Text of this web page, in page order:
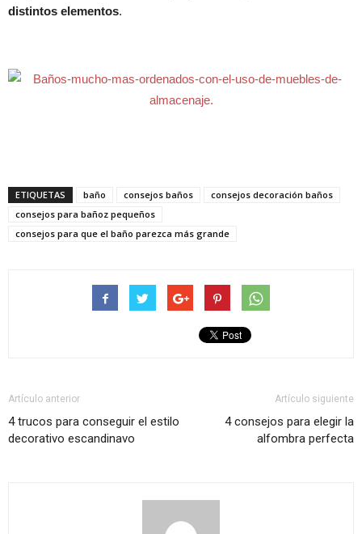
distintos elementos.
ETIQUETAS baño consejos baños
consejos decoración baños
consejos para bañoz pequeños
consejos para que el baño parezca más grande
Artículo anterior
4 trucos para conseguir el estilo
decorativo escandinavo
Artículo siguiente
4 consejos para elegir la
alfombra perfecta